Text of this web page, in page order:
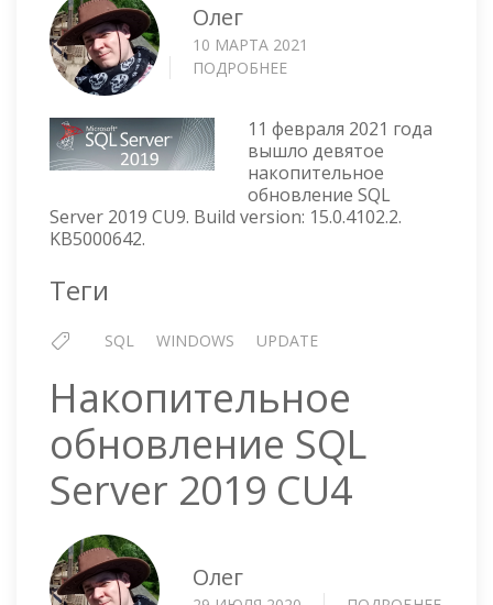
Олег
10 МАРТА 2021
ПОДРОБНЕЕ
SQL
SERVER
2019
CU9
11 февраля 2021 года
вышло девятое
накопительное
обновление SQL
Server 2019 CU9. Build version: 15.0.4102.2.
KB5000642.
Теги
SQL WINDOWS UPDATE
Накопительное
обновление SQL
Server 2019 CU4
Олег